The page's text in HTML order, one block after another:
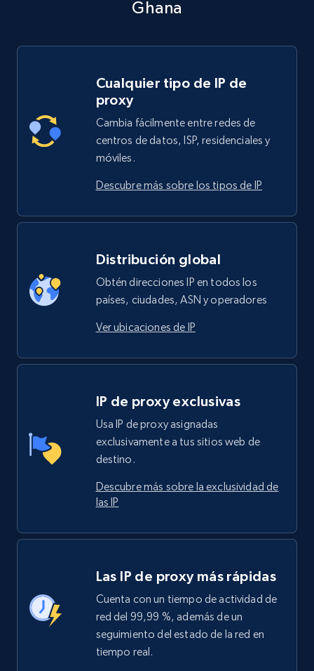
Ghana
Cualquier tipo de IP de
proxy
Cambia fácilmente entre redes de
centros de datos, ISP, residenciales y
móviles.
Descubre más sobre los tipos de IP
Distribución global
Obtén direcciones IP en todos los
países, ciudades, ASN y operadores
Ver ubicaciones de IP
IP de proxy exclusivas
Usa IP de proxy asignadas
exclusivamente a tus sitios web de
destino.
Descubre más sobre la exclusividad de
las IP
Las IP de proxy más rápidas
Cuenta con un tiempo de actividad de
red del 99,99 %, además de un
seguimiento del estado de la red en
tiempo real.